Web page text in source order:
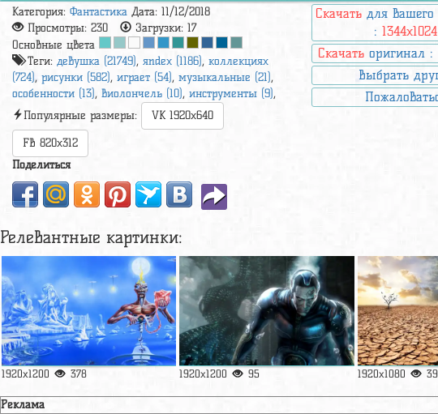
Категория:Фантастика Дата: 11/12/2018
Просмотры:230 Загрузки:17
Основные цвета
Теги:девушка (21749),яndex (1186),коллекциях
(724),рисунки (582),играет (54),музыкальные (21),
особенности (13),виолончель (10),инструменты (9),
Популярные размеры:
VK 1920x640
FB 820x312
Скачать для
:1344x1024
Скачать оригинал :
Выбрать
Поделиться
Релевантные картинки:
1920x1200 378 1920x1200 95 1920x1080
Реклама